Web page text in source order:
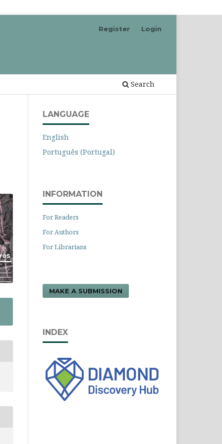
Search
Register Login
LANGUAGE
English
Português (Portugal)
INFORMATION
For Readers
For Authors
For Librarians
MAKE A SUBMISSION
INDEX